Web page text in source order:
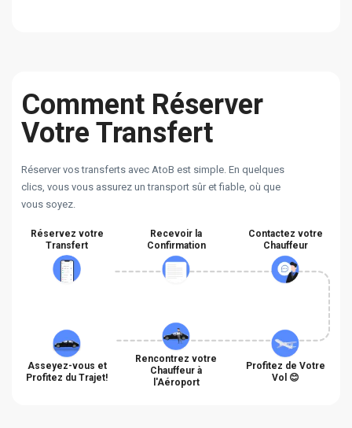
Comment Réserver
Votre Transfert
Réserver vos transferts avec AtoB est simple. En quelques
clics, vous vous assurez un transport sûr et fiable, où que
vous soyez.
Réservez votre
Transfert
Recevoir la
Confirmation
Contactez votre
Chauffeur
Asseyez-vous et
Profitez du Trajet!
Rencontrez votre
Chauffeur à
l'Aéroport
Profitez de Votre
Vol 😊